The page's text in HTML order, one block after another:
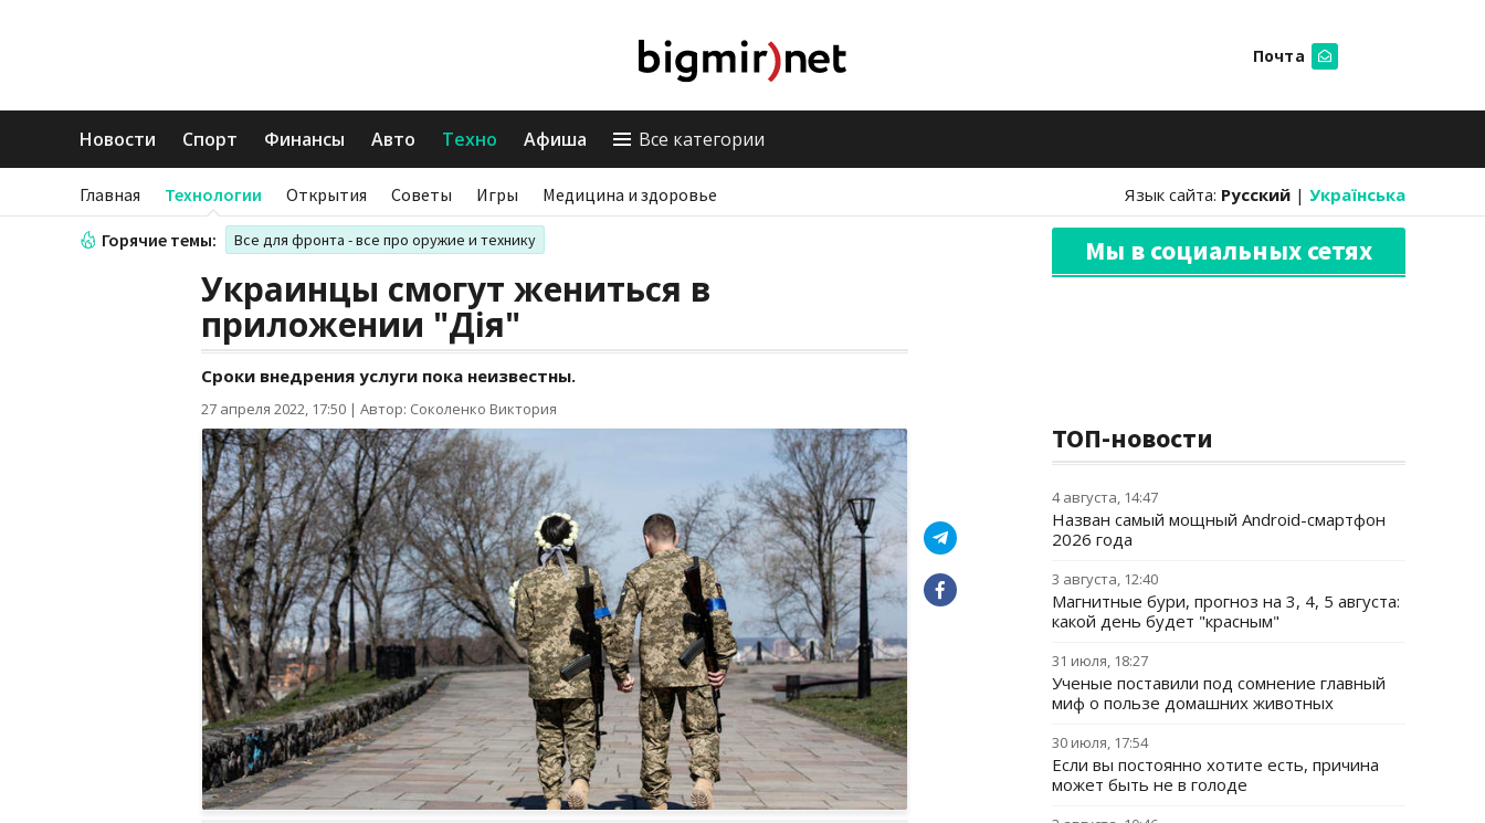
Почта
Новости Спорт Финансы Авто Техно Афиша Все категории
Главная Технологии Открытия Советы Игры Медицина и здоровье Язык сайта: Русский | Українська
Горячие темы: Все для фронта - все про оружие и технику
Украинцы смогут жениться в
приложении "Дія"
Сроки внедрения услуги пока неизвестны.
27 апреля 2022, 17:50 | Автор: Соколенко Виктория
Мы в социальных сетях
ТОП-новости
4 августа, 14:47
Назван самый мощный Android-смартфон
2026 года
3 августа, 12:40
Магнитные бури, прогноз на 3, 4, 5 августа:
какой день будет "красным"
31 июля, 18:27
Ученые поставили под сомнение главный
миф о пользе домашних животных
30 июля, 17:54
Если вы постоянно хотите есть, причина
может быть не в голоде